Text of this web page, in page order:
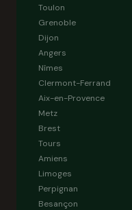
Toulon
Grenoble
Dijon
Angers
Nîmes
Clermont-Ferrand
Aix-en-Provence
Metz
Brest
Tours
Amiens
Limoges
Perpignan
Besançon